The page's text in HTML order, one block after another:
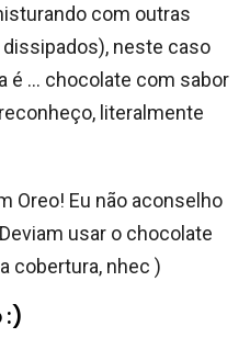
com outras
neste caso
é … chocolate com sabor
literalmente
Oreo! Eu não aconselho
usar o chocolate
cobertura, nhec )
:)